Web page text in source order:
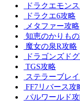
ドラクエモン
ドラクエ6攻略
メタファー攻略
知恵のかりも
魔女の泉R攻略
ドラゴンズド
TGS攻略
ステラーブレ
FF7リバース攻
パルワールド